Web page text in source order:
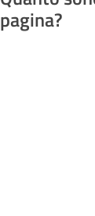
pagina?